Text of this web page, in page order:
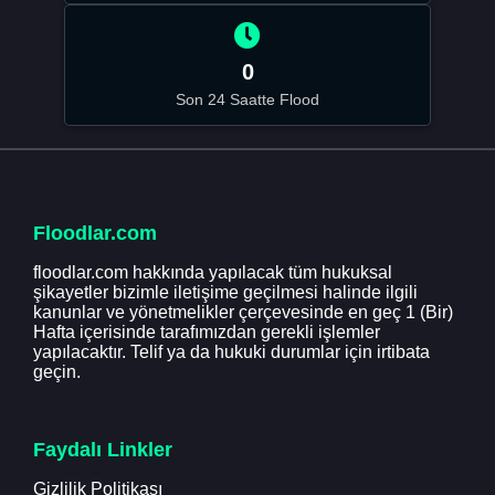
0
Son 24 Saatte Flood
Floodlar.com
floodlar.com hakkında yapılacak tüm hukuksal
şikayetler bizimle iletişime geçilmesi halinde ilgili
kanunlar ve yönetmelikler çerçevesinde en geç 1 (Bir)
Hafta içerisinde tarafımızdan gerekli işlemler
yapılacaktır. Telif ya da hukuki durumlar için irtibata
geçin.
Faydalı Linkler
Gizlilik Politikası